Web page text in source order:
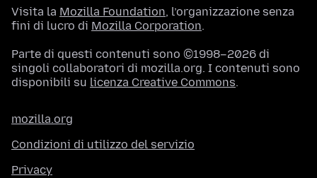
Visita la Mozilla Foundation, l’organizzazione senza
fini di lucro di Mozilla Corporation.
Parte di questi contenuti sono ©1998–2026 di
singoli collaboratori di mozilla.org. I contenuti sono
disponibili su licenza Creative Commons.
mozilla.org
Condizioni di utilizzo del servizio
Privacy